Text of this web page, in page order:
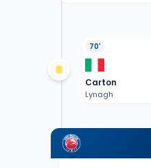
70'
Carton
Lynagh